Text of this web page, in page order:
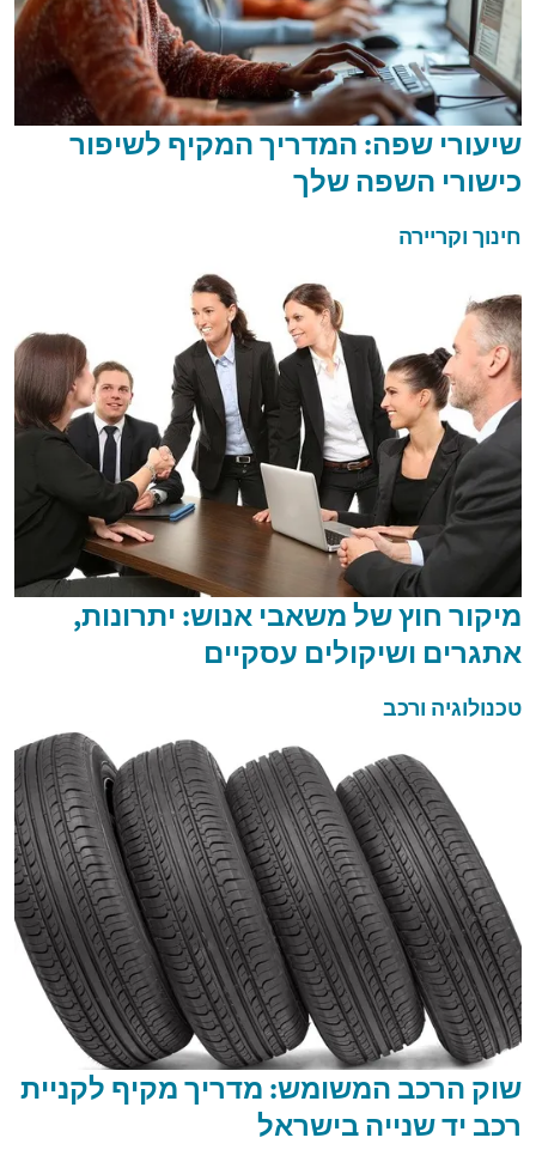
שיעורי שפה: המדריך המקיף לשיפור
כישורי השפה שלך
חינוך וקריירה
מיקור חוץ של משאבי אנוש: יתרונות,
אתגרים ושיקולים עסקיים
טכנולוגיה ורכב
שוק הרכב המשומש: מדריך מקיף לקניית
רכב יד שנייה בישראל